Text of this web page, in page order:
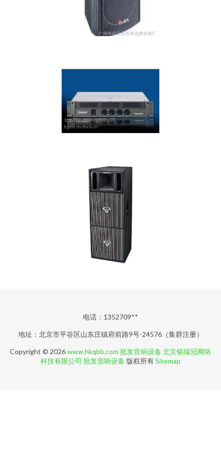
电话：1352709**
地址：北京市平谷区山东庄镇府前路9号-24576（集群注册）
Copyright © 2026www.hkqbb.com 批发音响设备 北京铭瑞冠网络
科技有限公司 批发音响设备 版权所有Sitemap